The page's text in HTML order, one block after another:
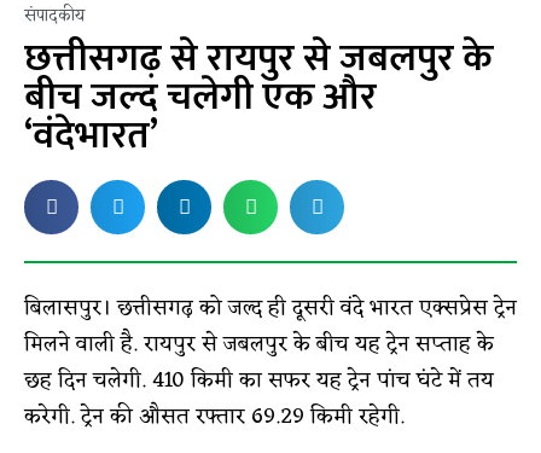
संपादकीय
छत्तीसगढ़ से रायपुर से जबलपुर के
बीच जल्द चलेगी एक और
‘वंदेभारत’
बिलासपुर। छत्तीसगढ़ को जल्द ही दूसरी वंदे भारत एक्सप्रेस ट्रेन
मिलने वाली है. रायपुर से जबलपुर के बीच यह ट्रेन सप्ताह के
छह दिन चलेगी. 410 किमी का सफर यह ट्रेन पांच घंटे में तय
करेगी. ट्रेन की औसत रफ्तार 69.29 किमी रहेगी.